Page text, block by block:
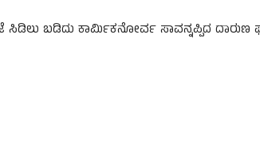
ಸಿಡಿಲು ಬಡಿದು ಕಾರ್ಮಿಕನೋರ್ವ ಸಾವನ್ನಪ್ಪಿದ ದಾರುಣ